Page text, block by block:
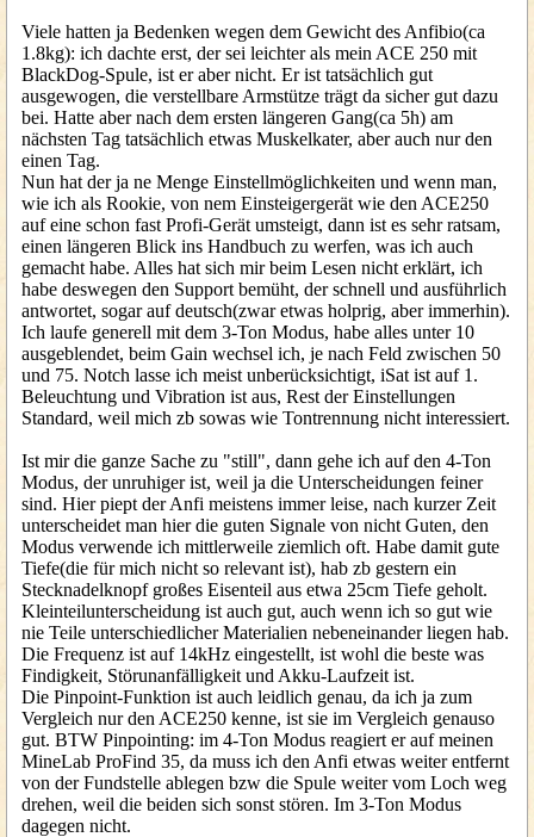
Viele hatten ja Bedenken wegen dem Gewicht des Anfibio(ca
1.8kg): ich dachte erst, der sei leichter als mein ACE 250 mit
BlackDog-Spule, ist er aber nicht. Er ist tatsächlich gut
ausgewogen, die verstellbare Armstütze trägt da sicher gut dazu
bei. Hatte aber nach dem ersten längeren Gang(ca 5h) am
nächsten Tag tatsächlich etwas Muskelkater, aber auch nur den
einen Tag.
Nun hat der ja ne Menge Einstellmöglichkeiten und wenn man,
wie ich als Rookie, von nem Einsteigergerät wie den ACE250
auf eine schon fast Profi-Gerät umsteigt, dann ist es sehr ratsam,
einen längeren Blick ins Handbuch zu werfen, was ich auch
gemacht habe. Alles hat sich mir beim Lesen nicht erklärt, ich
habe deswegen den Support bemüht, der schnell und ausführlich
antwortet, sogar auf deutsch(zwar etwas holprig, aber immerhin).
Ich laufe generell mit dem 3-Ton Modus, habe alles unter 10
ausgeblendet, beim Gain wechsel ich, je nach Feld zwischen 50
und 75. Notch lasse ich meist unberücksichtigt, iSat ist auf 1.
Beleuchtung und Vibration ist aus, Rest der Einstellungen
Standard, weil mich zb sowas wie Tontrennung nicht interessiert.
Ist mir die ganze Sache zu "still", dann gehe ich auf den 4-Ton
Modus, der unruhiger ist, weil ja die Unterscheidungen feiner
sind. Hier piept der Anfi meistens immer leise, nach kurzer Zeit
unterscheidet man hier die guten Signale von nicht Guten, den
Modus verwende ich mittlerweile ziemlich oft. Habe damit gute
Tiefe(die für mich nicht so relevant ist), hab zb gestern ein
Stecknadelknopf großes Eisenteil aus etwa 25cm Tiefe geholt.
Kleinteilunterscheidung ist auch gut, auch wenn ich so gut wie
nie Teile unterschiedlicher Materialien nebeneinander liegen hab.
Die Frequenz ist auf 14kHz eingestellt, ist wohl die beste was
Findigkeit, Störunanfälligkeit und Akku-Laufzeit ist.
Die Pinpoint-Funktion ist auch leidlich genau, da ich ja zum
Vergleich nur den ACE250 kenne, ist sie im Vergleich genauso
gut. BTW Pinpointing: im 4-Ton Modus reagiert er auf meinen
MineLab ProFind 35, da muss ich den Anfi etwas weiter entfernt
von der Fundstelle ablegen bzw die Spule weiter vom Loch weg
drehen, weil die beiden sich sonst stören. Im 3-Ton Modus
dagegen nicht.